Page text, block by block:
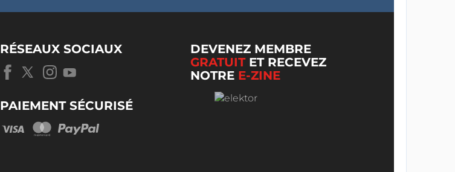
RÉSEAUX SOCIAUX
PAIEMENT SÉCURISÉ
DEVENEZ MEMBRE
GRATUITET RECEVEZ
NOTRE E-ZINE